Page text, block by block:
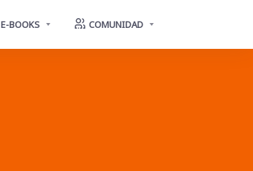
E-BOOKS COMUNIDAD